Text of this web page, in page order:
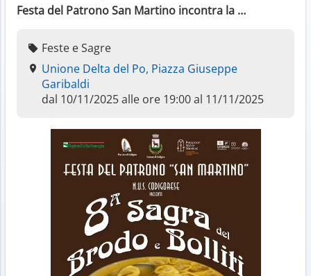
Festa del Patrono San Martino incontra la …
Feste e Sagre
Unione Delta del Po, Piazza Giuseppe
Garibaldi
dal 10/11/2025 alle ore 19:00 al 11/11/2025